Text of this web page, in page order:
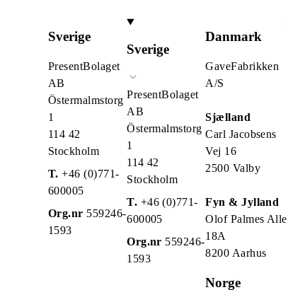
Sverige
PresentBolaget
AB
Östermalmstorg
1
114 42
Stockholm
T. +46 (0)771-
600005
Org.nr 559246-
1593
Sverige
PresentBolaget
AB
Östermalmstorg
1
114 42
Stockholm
T. +46 (0)771-
600005
Org.nr 559246-
1593
Danmark
GaveFabrikken
A/S
Sjælland
Carl Jacobsens
Vej 16
2500 Valby
Fyn & Jylland
Olof Palmes Alle
18A
8200 Aarhus
Norge